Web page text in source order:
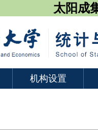
太阳成
机构设置